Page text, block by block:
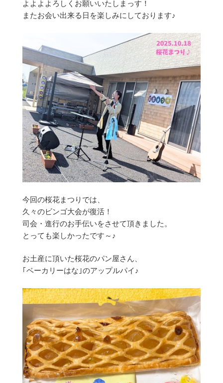
よよよよろしくお願いいたしまっす！
またお会い出来る日を楽しみにしております♪
今回の桜花まつりでは、
久々のビンゴ大会が復活！
司会・進行のお手伝いをさせて頂きました。
とっても楽しかったです～♪
お土産に頂いた桜花のパン屋さん、
｢ベーカリーはな｣のアップルパイ♪